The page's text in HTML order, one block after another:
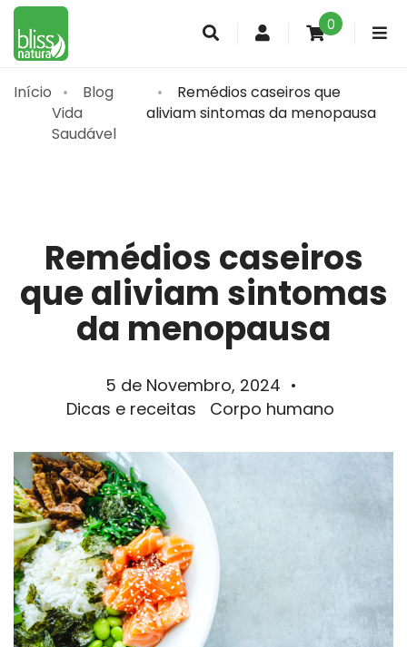
Conta 0
Início
Blog
Vida
Saudável
Remédios caseiros que
aliviam sintomas da menopausa
Remédios caseiros
que aliviam sintomas
da menopausa
5 de Novembro, 2024 •
Dicas e receitas
Corpo humano